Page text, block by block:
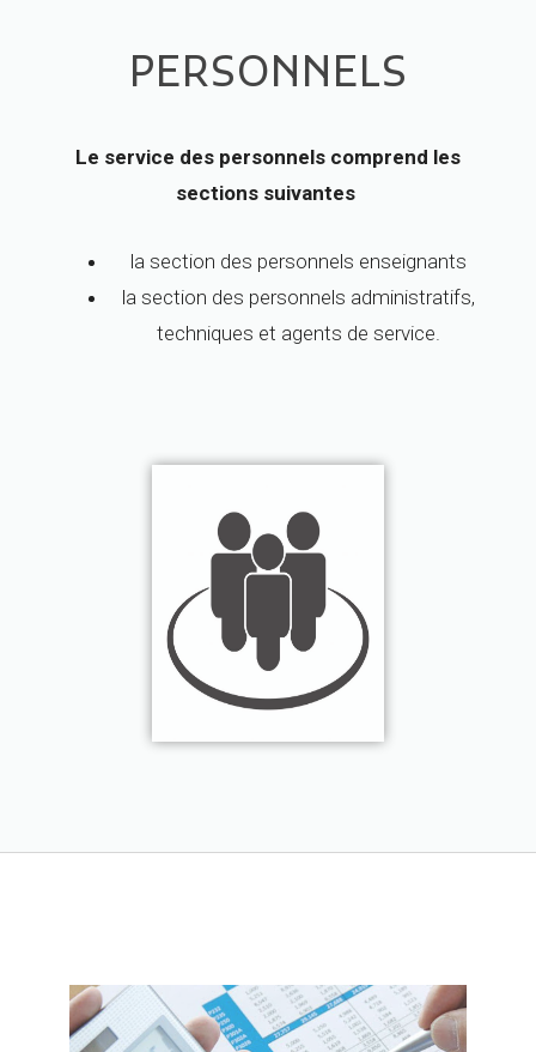
PERSONNELS
Le service des personnels comprend les
sections suivantes
la section des personnels enseignants
la section des personnels administratifs,
techniques et agents de service.